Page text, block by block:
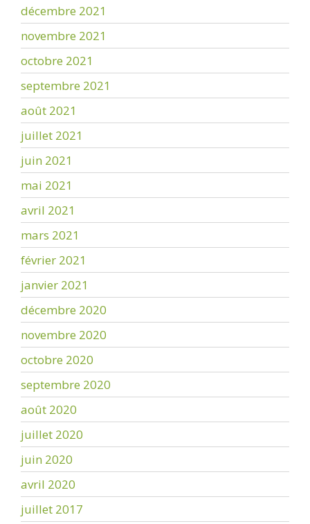
décembre 2021
novembre 2021
octobre 2021
septembre 2021
août 2021
juillet 2021
juin 2021
mai 2021
avril 2021
mars 2021
février 2021
janvier 2021
décembre 2020
novembre 2020
octobre 2020
septembre 2020
août 2020
juillet 2020
juin 2020
avril 2020
juillet 2017